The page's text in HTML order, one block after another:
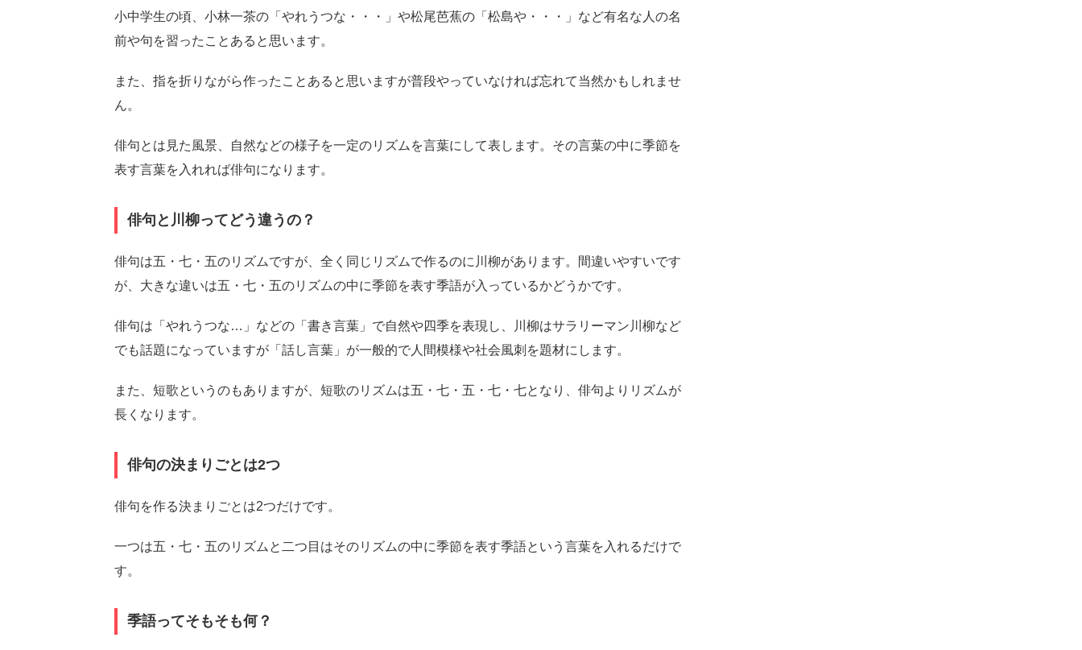
小中学生の頃、小林一茶の「やれうつな・・・」や松尾芭蕉の「松島や・・・」など有名な人の名
前や句を習ったことあると思います。
また、指を折りながら作ったことあると思いますが普段やっていなければ忘れて当然かもしれませ
ん。
俳句とは見た風景、自然などの様子を一定のリズムを言葉にして表します。その言葉の中に季節を
表す言葉を入れれば俳句になります。
俳句と川柳ってどう違うの？
俳句は五・七・五のリズムですが、全く同じリズムで作るのに川柳があります。間違いやすいです
が、大きな違いは五・七・五のリズムの中に季節を表す季語が入っているかどうかです。
俳句は「やれうつな…」などの「書き言葉」で自然や四季を表現し、川柳はサラリーマン川柳など
でも話題になっていますが「話し言葉」が一般的で人間模様や社会風刺を題材にします。
また、短歌というのもありますが、短歌のリズムは五・七・五・七・七となり、俳句よりリズムが
長くなります。
俳句の決まりごとは2つ
俳句を作る決まりごとは2つだけです。
一つは五・七・五のリズムと二つ目はそのリズムの中に季節を表す季語という言葉を入れるだけで
す。
季語ってそもそも何？